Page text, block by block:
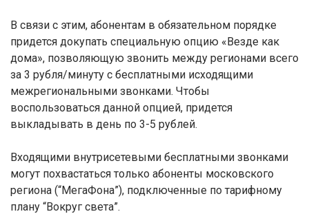
В связи с этим, абонентам в обязательном порядке
придется докупать специальную опцию «Везде как
дома», позволяющую звонить между регионами всего
за 3 рубля/минуту с бесплатными исходящими
межрегиональными звонками. Чтобы
воспользоваться данной опцией, придется
выкладывать в день по 3-5 рублей.
Входящими внутрисетевыми бесплатными звонками
могут похвастаться только абоненты московского
региона (“МегаФона”), подключенные по тарифному
плану “Вокруг света”.